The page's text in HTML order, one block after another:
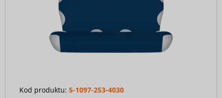
Kod produktu: 5-1097-253-4030